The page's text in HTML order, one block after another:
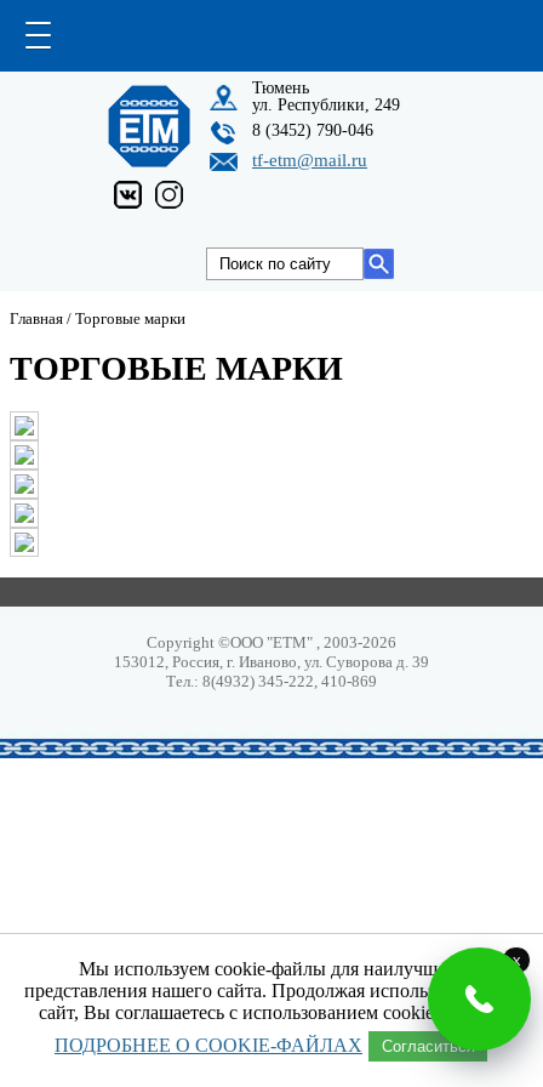
Тюмень
ул. Республики, 249
8 (3452) 790-046
tf-etm@mail.ru
Главная / Торговые марки
ТОРГОВЫЕ МАРКИ
Copyright ©ООО "ЕТМ" , 2003-2026
153012, Россия, г. Иваново, ул. Суворова д. 39
Тел.: 8(4932) 345-222, 410-869
Мы используем cookie-файлы для наилучшего
представления нашего сайта. Продолжая использовать наш
сайт, Вы соглашаетесь с использованием cookie-файлов.
ПОДРОБНЕЕ О COOKIE-ФАЙЛАХ
Согласиться
x